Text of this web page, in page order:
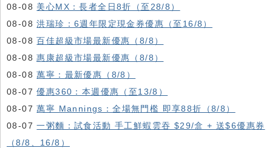
08-08 美心MX：長者全日8折（至28/8）
08-08洪瑞珍：6週年限定現金券優惠（至16/8）
08-08百佳超級市場最新優惠（8/8）
08-08惠康超級市場最新優惠（8/8）
08-08萬寧：最新優惠（8/8）
08-07優惠360：本週優惠（至13/8）
08-07萬寧 Mannings：全場無門檻 即享88折（8/8）
08-07一粥麵：試食活動 手工鮮蝦雲吞 $29/盒 + 送$6優惠券
（8/8、16/8）